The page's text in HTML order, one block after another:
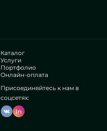
Каталог
Услуги
Портфолио
Онлайн-оплата
Присоединяйтесь к нам в
соцсетях:
In